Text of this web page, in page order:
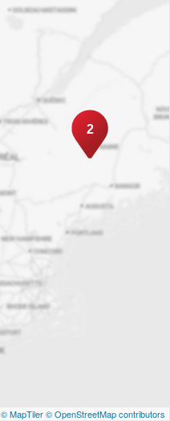
2
© MapTiler© OpenStreetMap contributors